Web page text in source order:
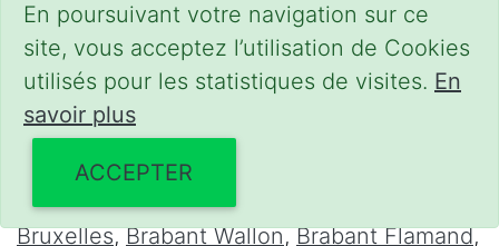
En poursuivant votre navigation sur ce
site, vous acceptez l’utilisation de Cookies
utilisés pour les statistiques de visites. En
savoir plus
ACCEPTER
Email :mobilii@tcontact.me
Décalaminage & Régénération FAP à
domicile
les régions suivantes :
Bruxelles,Brabant Wallon,Brabant Flamand,